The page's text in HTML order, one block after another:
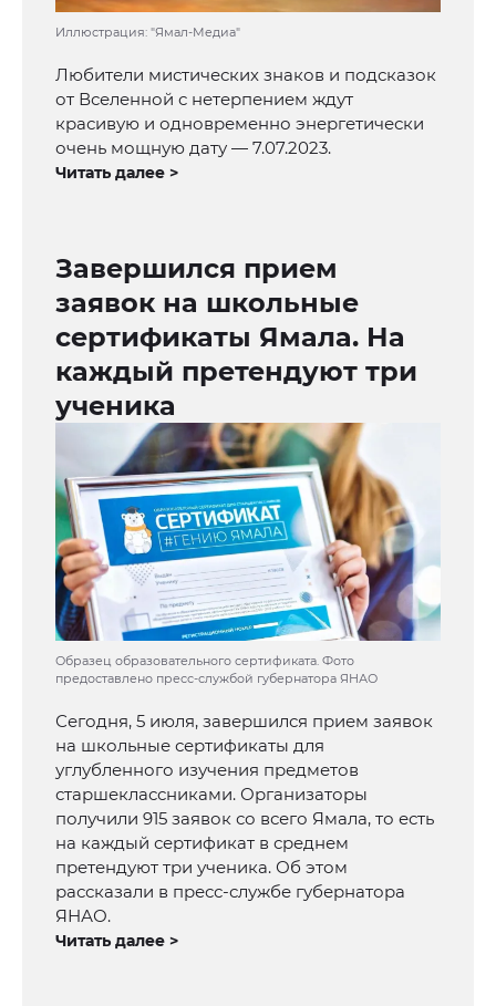
Иллюстрация: "Ямал-Медиа"
Любители мистических знаков и подсказок
от Вселенной с нетерпением ждут
красивую и одновременно энергетически
очень мощную дату — 7.07.2023.
Читать далее >
Завершился прием
заявок на школьные
сертификаты Ямала. На
каждый претендуют три
ученика
Образец образовательного сертификата. Фото
предоставлено пресс-службой губернатора ЯНАО
Сегодня, 5 июля, завершился прием заявок
на школьные сертификаты для
углубленного изучения предметов
старшеклассниками. Организаторы
получили 915 заявок со всего Ямала, то есть
на каждый сертификат в среднем
претендуют три ученика. Об этом
рассказали в пресс-службе губернатора
ЯНАО.
Читать далее >